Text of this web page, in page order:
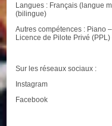
Langues : Français (langue
(bilingue)
Autres compétences : Piano
Licence de Pilote Privé (PPL)
Sur les réseaux sociaux :
Instagram
Facebook